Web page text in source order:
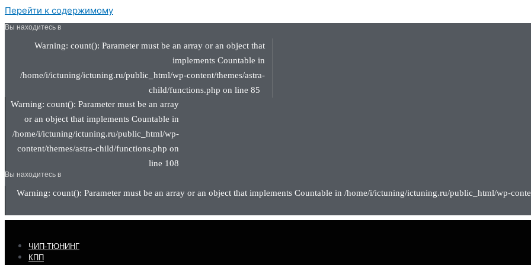
Перейти к содержимому
Вы находитесь в
Warning: count(): Parameter must be an array or an object that
implements Countable in
/home/i/ictuning/ictuning.ru/public_html/wp-content/themes/astra-
child/functions.php on line 85
Warning: count(): Parameter must be an array
or an object that implements Countable in
/home/i/ictuning/ictuning.ru/public_html/wp-
content/themes/astra-child/functions.php on
line 108
Вы находитесь в
Warning: count(): Parameter must be an array or an object that implements Countable in /home/i/ictuning/ictuning.ru/public_html/wp-
ЧИП-ТЮНИНГ
КПП